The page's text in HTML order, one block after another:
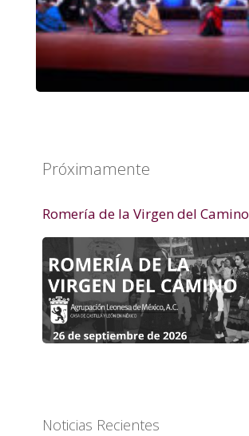
Próximamente
Romería de la Virgen del Camino
Noticias Recientes